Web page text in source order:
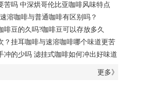
苦吗 中深烘哥伦比亚咖啡风味特点
溶咖啡与普通咖啡有区别吗？
豆的久吗?咖啡豆可以存放多久
？挂耳咖啡与速溶咖啡哪个味道更苦
冲的少吗 滤挂式咖啡如何冲出好味道
更多》